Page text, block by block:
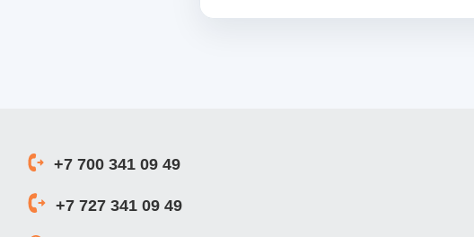
+7 700 341 09 49
+7 727 341 09 49